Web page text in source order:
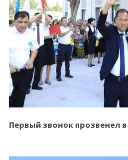
Первый звонок прозвенел